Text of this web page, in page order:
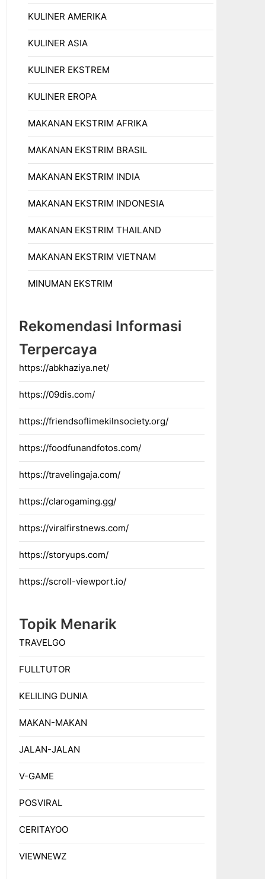
KULINER AMERIKA
KULINER ASIA
KULINER EKSTREM
KULINER EROPA
MAKANAN EKSTRIM AFRIKA
MAKANAN EKSTRIM BRASIL
MAKANAN EKSTRIM INDIA
MAKANAN EKSTRIM INDONESIA
MAKANAN EKSTRIM THAILAND
MAKANAN EKSTRIM VIETNAM
MINUMAN EKSTRIM
Rekomendasi Informasi
Terpercaya
https://abkhaziya.net/
https://09dis.com/
https://friendsoflimekilnsociety.org/
https://foodfunandfotos.com/
https://travelingaja.com/
https://clarogaming.gg/
https://viralfirstnews.com/
https://storyups.com/
https://scroll-viewport.io/
Topik Menarik
TRAVELGO
FULLTUTOR
KELILING DUNIA
MAKAN-MAKAN
JALAN-JALAN
V-GAME
POSVIRAL
CERITAYOO
VIEWNEWZ